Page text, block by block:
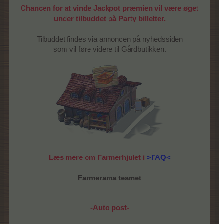
Chancen for at vinde Jackpot præmien vil være øget
under tilbuddet på Party billetter.
Tilbuddet findes via annoncen på nyhedssiden
som vil føre videre til Gårdbutikken.
Læs mere om Farmerhjulet i >FAQ<
Farmerama teamet
-Auto post-